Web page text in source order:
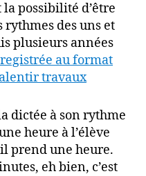
possibilité d’être
rythmes des uns et
plusieurs années
au format
travaux
dictée à son rythme
heure à l’élève
prend une heure.
eh bien, c’est